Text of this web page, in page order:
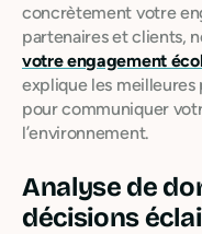
concrètement votre
partenaires et clients,
votre engagement
explique les
pour communiquer
l’environnement.
Analyse de
décisions